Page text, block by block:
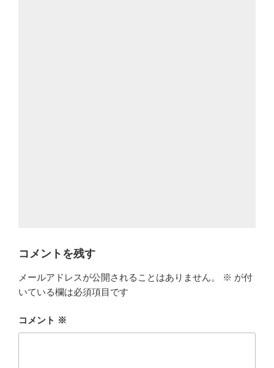
コメントを残す
メールアドレスが公開されることはありません。 ※ が付
いている欄は必須項目です
コメント ※